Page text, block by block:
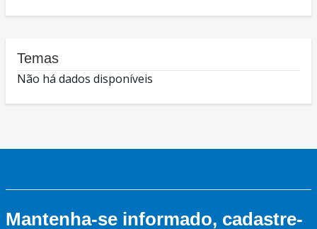
Temas
Não há dados disponíveis
Mantenha-se informado, cadastre-